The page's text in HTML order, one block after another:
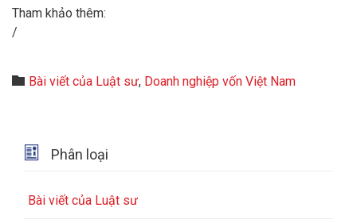
Tham khảo thêm:
/
 Category
Bài viết của Luật sư, Doanh nghiệp vốn Việt Nam
 Phân loại
Bài viết của Luật sư